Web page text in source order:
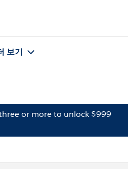
보기
or more to unlock $999